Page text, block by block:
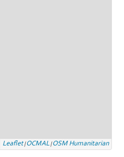
Leaflet|OCMAL|OSM Humanitarian